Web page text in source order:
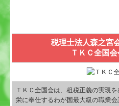
税理士法人森之宮
ＴＫＣ全国
ＴＫＣ全国会は、租税正義の実現
栄に奉仕するわが国最大級の職業会